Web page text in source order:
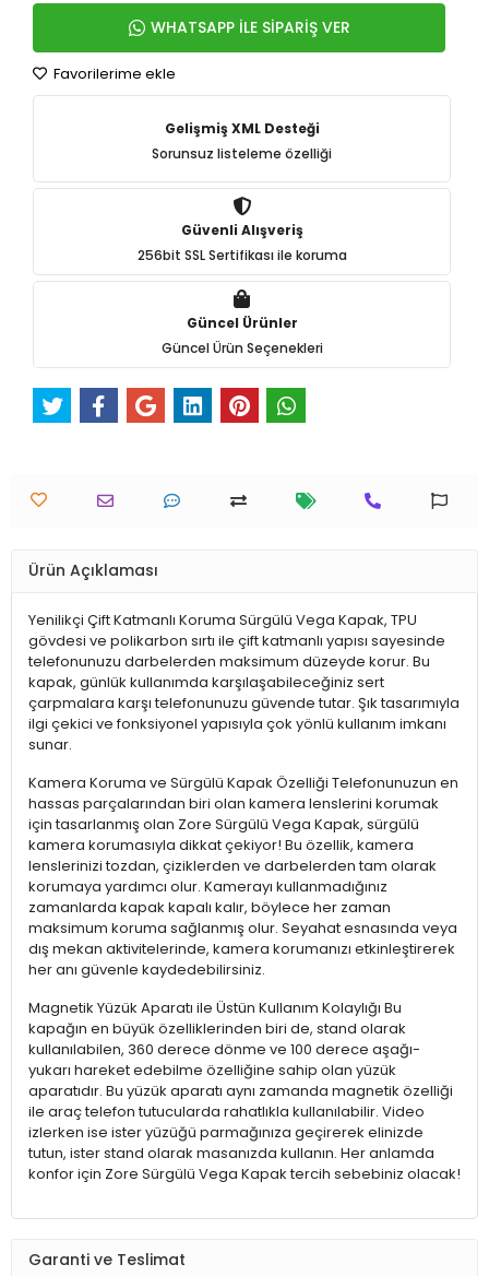
WHATSAPP İLE SİPARİŞ VER
Favorilerime ekle
Gelişmiş XML Desteği
Sorunsuz listeleme özelliği
Güvenli Alışveriş
256bit SSL Sertifikası ile koruma
Güncel Ürünler
Güncel Ürün Seçenekleri
Ürün Açıklaması
Yenilikçi Çift Katmanlı Koruma Sürgülü Vega Kapak, TPU
gövdesi ve polikarbon sırtı ile çift katmanlı yapısı sayesinde
telefonunuzu darbelerden maksimum düzeyde korur. Bu
kapak, günlük kullanımda karşılaşabileceğiniz sert
çarpmalara karşı telefonunuzu güvende tutar. Şık tasarımıyla
ilgi çekici ve fonksiyonel yapısıyla çok yönlü kullanım imkanı
sunar.
Kamera Koruma ve Sürgülü Kapak Özelliği Telefonunuzun en
hassas parçalarından biri olan kamera lenslerini korumak
için tasarlanmış olan Zore Sürgülü Vega Kapak, sürgülü
kamera korumasıyla dikkat çekiyor! Bu özellik, kamera
lenslerinizi tozdan, çiziklerden ve darbelerden tam olarak
korumaya yardımcı olur. Kamerayı kullanmadığınız
zamanlarda kapak kapalı kalır, böylece her zaman
maksimum koruma sağlanmış olur. Seyahat esnasında veya
dış mekan aktivitelerinde, kamera korumanızı etkinleştirerek
her anı güvenle kaydedebilirsiniz.
Magnetik Yüzük Aparatı ile Üstün Kullanım Kolaylığı Bu
kapağın en büyük özelliklerinden biri de, stand olarak
kullanılabilen, 360 derece dönme ve 100 derece aşağı-
yukarı hareket edebilme özelliğine sahip olan yüzük
aparatıdır. Bu yüzük aparatı aynı zamanda magnetik özelliği
ile araç telefon tutucularda rahatlıkla kullanılabilir. Video
izlerken ise ister yüzüğü parmağınıza geçirerek elinizde
tutun, ister stand olarak masanızda kullanın. Her anlamda
konfor için Zore Sürgülü Vega Kapak tercih sebebiniz olacak!
Garanti ve Teslimat